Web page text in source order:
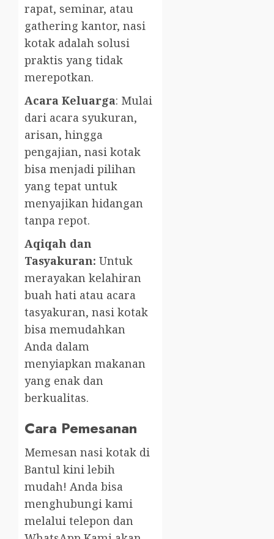
rapat, seminar, atau
gathering kantor, nasi
kotak adalah solusi
praktis yang tidak
merepotkan.
Acara Keluarga: Mulai
dari acara syukuran,
arisan, hingga
pengajian, nasi kotak
bisa menjadi pilihan
yang tepat untuk
menyajikan hidangan
tanpa repot.
Aqiqah dan
Tasyakuran: Untuk
merayakan kelahiran
buah hati atau acara
tasyakuran, nasi kotak
bisa memudahkan
Anda dalam
menyiapkan makanan
yang enak dan
berkualitas.
Cara Pemesanan
Memesan nasi kotak di
Bantul kini lebih
mudah! Anda bisa
menghubungi kami
melalui telepon dan